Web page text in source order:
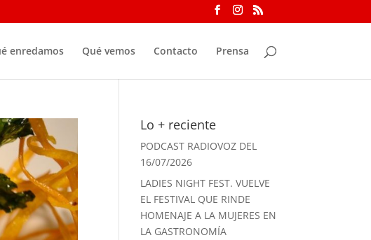
enredamos Qué vemos Contacto Prensa
Lo + reciente
PODCAST RADIOVOZ DEL
16/07/2026
LADIES NIGHT FEST. VUELVE
EL FESTIVAL QUE RINDE
HOMENAJE A LA MUJERES EN
LA GASTRONOMÍA